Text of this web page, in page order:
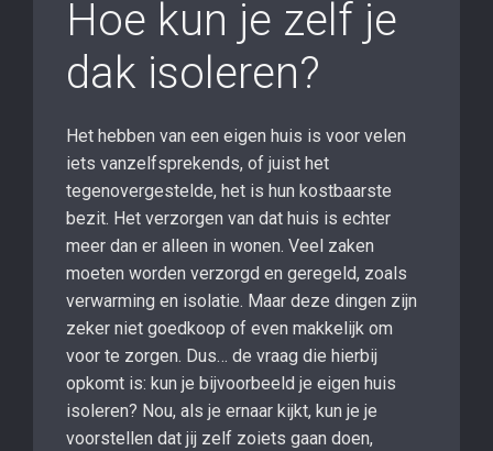
Hoe kun je zelf je
dak isoleren?
Het hebben van een eigen huis is voor velen
iets vanzelfsprekends, of juist het
tegenovergestelde, het is hun kostbaarste
bezit. Het verzorgen van dat huis is echter
meer dan er alleen in wonen. Veel zaken
moeten worden verzorgd en geregeld, zoals
verwarming en isolatie. Maar deze dingen zijn
zeker niet goedkoop of even makkelijk om
voor te zorgen. Dus… de vraag die hierbij
opkomt is: kun je bijvoorbeeld je eigen huis
isoleren? Nou, als je ernaar kijkt, kun je je
voorstellen dat jij zelf zoiets gaan doen,